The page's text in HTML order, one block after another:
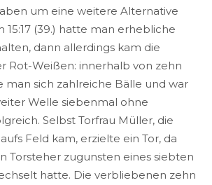
um eine weitere Alternative
15:17 (39.) hatte man erhebliche
dann allerdings kam die
Rot-Weißen: innerhalb von zehn
sich zahlreiche Bälle und war
Welle siebenmal ohne
Selbst Torfrau Müller, die
Feld kam, erzielte ein Tor, da
Torsteher zugunsten eines siebten
hatte. Die verbliebenen zehn